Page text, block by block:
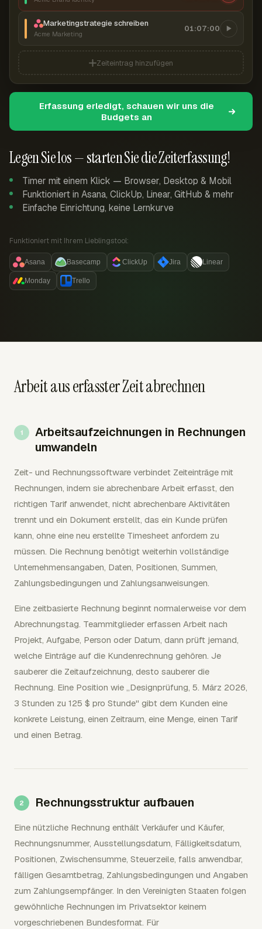
Legen Sie los — starten Sie die Zeiterfassung!
Timer mit einem Klick — Browser, Desktop & Mobil
Funktioniert in Asana, ClickUp, Linear, GitHub & mehr
Einfache Einrichtung, keine Lernkurve
Funktioniert mit Ihrem Lieblingstool:
Asana Basecamp ClickUp Jira Linear
Monday Trello
Marketingstrategie schreiben
Acme Marketing
01:07:00
Zeiteintrag hinzufügen
Erfassung erledigt, schauen wir uns die
Budgets an
Arbeit aus erfasster Zeit abrechnen
Arbeitsaufzeichnungen in Rechnungen
umwandeln
Zeit- und Rechnungssoftware verbindet Zeiteinträge mit
Rechnungen, indem sie abrechenbare Arbeit erfasst, den
richtigen Tarif anwendet, nicht abrechenbare Aktivitäten
trennt und ein Dokument erstellt, das ein Kunde prüfen
kann, ohne eine neu erstellte Timesheet anfordern zu
müssen. Die Rechnung benötigt weiterhin vollständige
Unternehmensangaben, Daten, Positionen, Summen,
Zahlungsbedingungen und Zahlungsanweisungen.
Eine zeitbasierte Rechnung beginnt normalerweise vor dem
Abrechnungstag. Teammitglieder erfassen Arbeit nach
Projekt, Aufgabe, Person oder Datum, dann prüft jemand,
welche Einträge auf die Kundenrechnung gehören. Je
sauberer die Zeitaufzeichnung, desto sauberer die
Rechnung. Eine Position wie „Designprüfung, 5. März 2026,
3 Stunden zu 125 $ pro Stunde" gibt dem Kunden eine
konkrete Leistung, einen Zeitraum, eine Menge, einen Tarif
und einen Betrag.
Rechnungsstruktur aufbauen
Eine nützliche Rechnung enthält Verkäufer und Käufer,
Rechnungsnummer, Ausstellungsdatum, Fälligkeitsdatum,
Positionen, Zwischensumme, Steuerzeile, falls anwendbar,
fälligen Gesamtbetrag, Zahlungsbedingungen und Angaben
zum Zahlungsempfänger. In den Vereinigten Staaten folgen
gewöhnliche Rechnungen im Privatsektor keinem
vorgeschriebenen Bundesformat. Für